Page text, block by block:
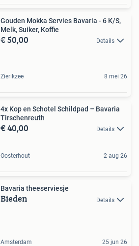
Gouden Mokka Servies Bavaria - 6 K/S,
Melk, Suiker, Koffie
€ 50,00 Details
Zierikzee 8 mei 26
4x Kop en Schotel Schildpad – Bavaria
Tirschenreuth
€ 40,00 Details
Oosterhout 2 aug 26
Bavaria theeserviesje
Bieden Details
Amsterdam 25 jun 26